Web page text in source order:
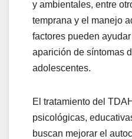
y ambientales, entre
temprana y el manejo
factores pueden
aparición de síntomas
adolescentes.
El tratamiento del
psicológicas,
buscan mejorar el